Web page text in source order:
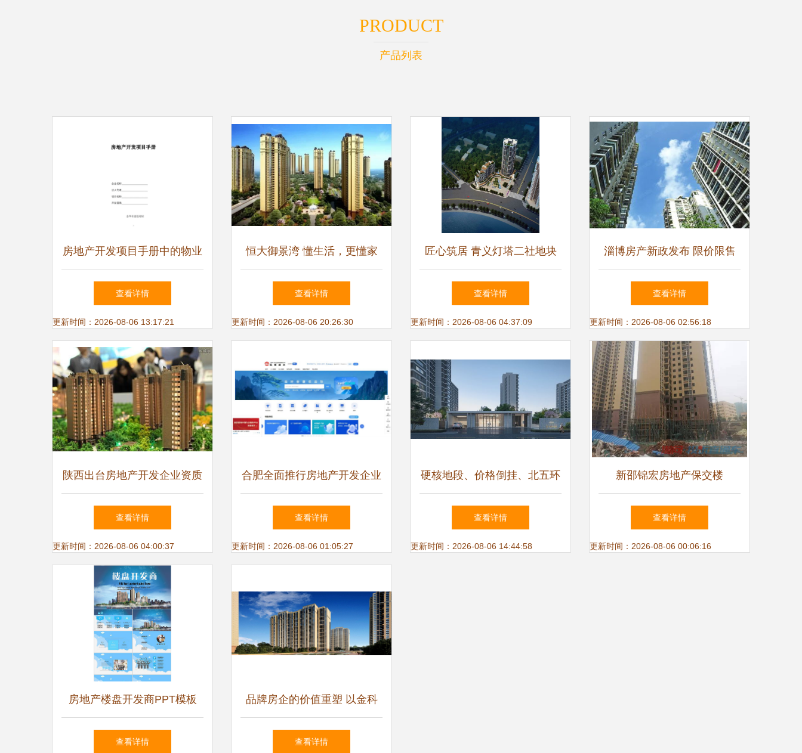
PRODUCT
产品列表
房地产开发项目手册中的物业
管理 从规划源头到运营终端
的全链条融合
查看详情
更新时间：2026-08-06 13:17:21
恒大御景湾 懂生活，更懂家
——匠心物业管理铸就品质人
居
查看详情
更新时间：2026-08-06 20:26:30
匠心筑居 青义灯塔二社地块
房地产开发项目——经典与智
慧共生的现代社区构想
查看详情
更新时间：2026-08-06 04:37:09
淄博房产新政发布 限价限售
并启，你家受此影响吗？
查看详情
更新时间：2026-08-06 02:56:18
陕西出台房地产开发企业资质
管理新规 规范经营行为
查看详情
更新时间：2026-08-06 04:00:37
合肥全面推行房地产开发企业
资质电子证照 提升物业管理
服务效能
查看详情
更新时间：2026-08-06 01:05:27
硬核地段、价格倒挂、北五环
三面宽神户型震撼全场，京城
买房人的终极答案来了
查看详情
更新时间：2026-08-06 14:44:58
新邵锦宏房地产保交楼
查看详情
更新时间：2026-08-06 00:06:16
房地产楼盘开发商PPT模板
查看详情
品牌房企的价值重塑 以金科
股份2021年业绩为例剖析行业
查看详情